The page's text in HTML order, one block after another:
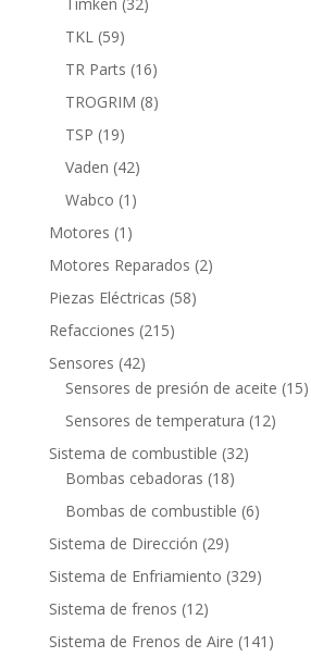
TKL 5959
productos
TR Parts 1616
productos
TROGRIM 88
TSP 1919
productos
Vaden 4242
productos
Wabco 1 1
producto
Motores 1 1
producto
Motores Reparados 22
Piezas Eléctricas 5858
Refacciones 215215
Sensores 4242
productos
Sensores de presión de aceite 1515
Sensores de temperatura 1212
Sistema de combustible 3232
Bombas cebadoras 1818
productos
Bombas de combustible 66
Sistema de Dirección 2929
productos
Sistema de Enfriamiento 329329
Sistema de frenos 1212
productos
Sistema de Frenos de Aire 141 141